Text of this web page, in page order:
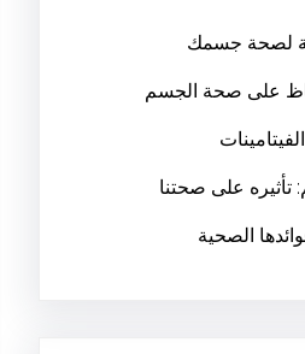
لصحة جسمك
تأثيره على صحتنا
الصحية